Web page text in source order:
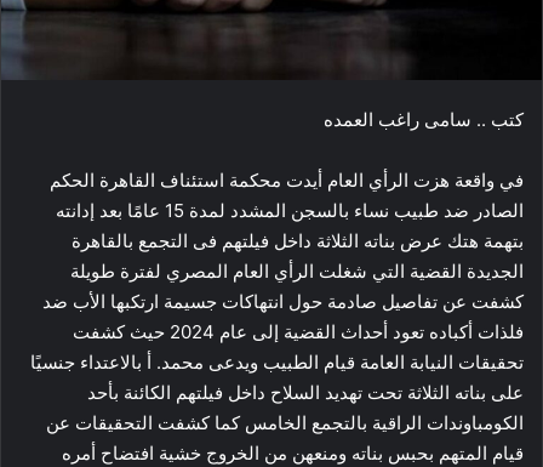
كتب .. سامى راغب العمده
في واقعة هزت الرأي العام أيدت محكمة استئناف القاهرة الحكم
الصادر ضد طبيب نساء بالسجن المشدد لمدة 15 عامًا بعد إدانته
بتهمة هتك عرض بناته الثلاثة داخل فيلتهم فى التجمع بالقاهرة
الجديدة القضية التي شغلت الرأي العام المصري لفترة طويلة
كشفت عن تفاصيل صادمة حول انتهاكات جسيمة ارتكبها الأب ضد
فلذات أكباده تعود أحداث القضية إلى عام 2024 حيث كشفت
تحقيقات النيابة العامة قيام الطبيب ويدعى محمد. أ بالاعتداء جنسيًا
على بناته الثلاثة تحت تهديد السلاح داخل فيلتهم الكائنة بأحد
الكومباوندات الراقية بالتجمع الخامس كما كشفت التحقيقات عن
قيام المتهم بحبس بناته ومنعهن من الخروج خشية افتضاح أمره